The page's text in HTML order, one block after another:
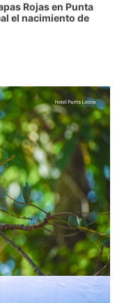
Rojas en Punta
el nacimiento de